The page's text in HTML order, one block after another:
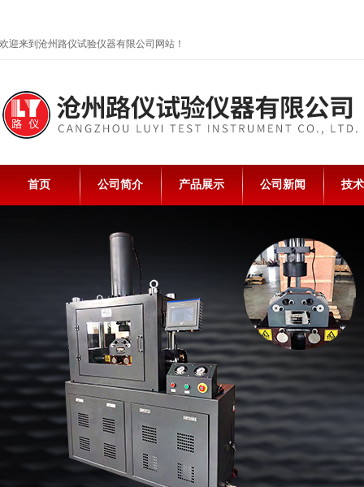
欢迎来到沧州路仪试验仪器有限公司网站！
首页 公司简介 产品展示 公司新闻 技